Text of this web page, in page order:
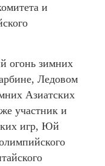
и
огонь зимних
Ледовом
Азиатских
участник и
игр, Юй